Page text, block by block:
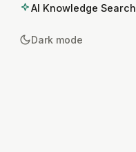
AI Knowledge Search
Dark mode